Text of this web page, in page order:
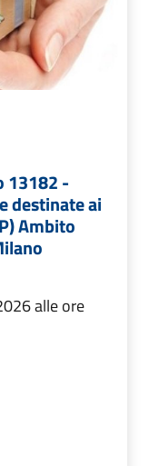
13182 -
destinate ai
Ambito
alle ore